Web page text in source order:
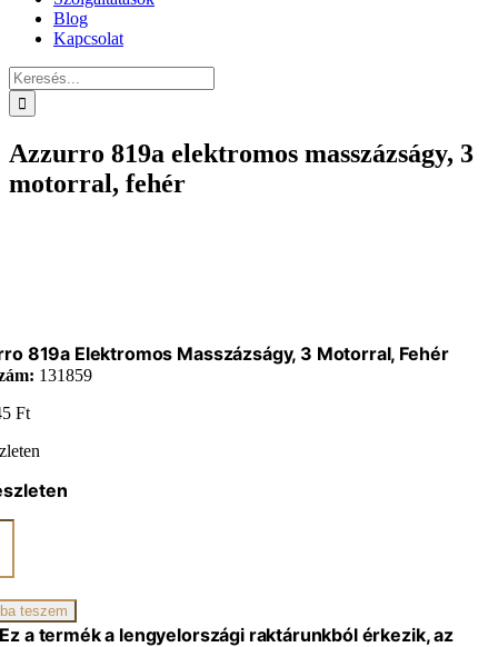
Blog
Kapcsolat
Keresés...
Azzurro 819a elektromos masszázságy, 3
motorral, fehér
819a Elektromos Masszázságy, 3 Motorral, Fehér
131859
Ft
teszem
Ez a termék a lengyelországi raktárunkból érkezik, az